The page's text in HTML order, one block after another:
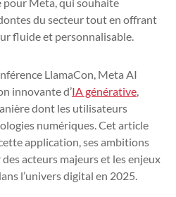
du secteur tout en offrant
fluide et personnalisable.
LlamaCon, Meta AI
innovante d’IA générative
dont les utilisateurs
numériques. Cet article
application, ses ambitions
acteurs majeurs et les enjeux
l’univers digital en 2025.